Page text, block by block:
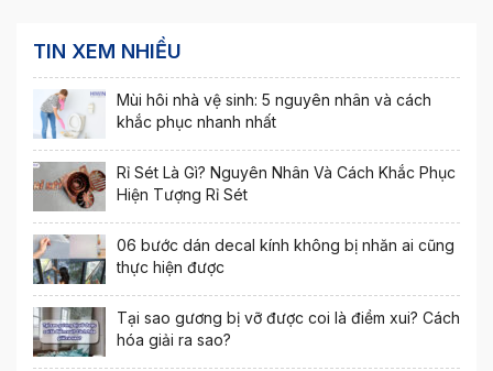
TIN XEM NHIỀU
Mùi hôi nhà vệ sinh: 5 nguyên nhân và cách
khắc phục nhanh nhất
Rỉ Sét Là Gì? Nguyên Nhân Và Cách Khắc Phục
Hiện Tượng Rỉ Sét
06 bước dán decal kính không bị nhăn ai cũng
thực hiện được
Tại sao gương bị vỡ được coi là điềm xui? Cách
hóa giải ra sao?